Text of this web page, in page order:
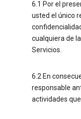
6.1 Por el
usted el único
cualquiera de
Servicios.
6.2 En
responsable
actividades